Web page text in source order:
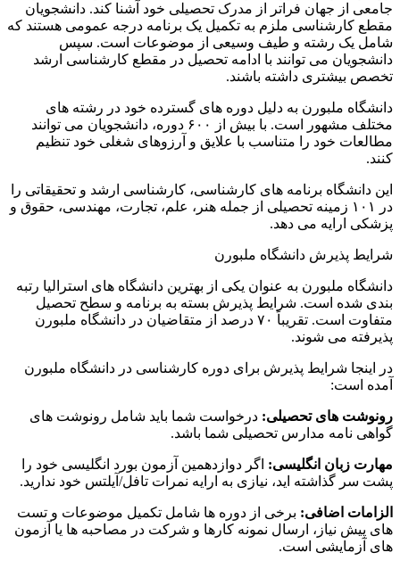
جامعی از جهان فراتر از مدرک تحصیلی خود آشنا کند. دانشجویان
مقطع کارشناسی ملزم به تکمیل یک برنامه درجه عمومی هستند که
شامل یک رشته و طیف وسیعی از موضوعات است. سپس
دانشجویان می توانند با ادامه تحصیل در مقطع کارشناسی ارشد
تخصص بیشتری داشته باشند.
دانشگاه ملبورن به دلیل دوره های گسترده خود در رشته های
مختلف مشهور است. با بیش از ۶۰۰ دوره، دانشجویان می توانند
مطالعات خود را متناسب با علایق و آرزوهای شغلی خود تنظیم
کنند.
این دانشگاه برنامه های کارشناسی، کارشناسی ارشد و تحقیقاتی را
در ۱۰۱ زمینه تحصیلی از جمله هنر، علم، تجارت، مهندسی، حقوق و
پزشکی ارایه می دهد.
شرایط پذیرش دانشگاه ملبورن
دانشگاه ملبورن به عنوان یکی از بهترین دانشگاه های استرالیا رتبه
بندی شده است. شرایط پذیرش بسته به برنامه و سطح تحصیل
متفاوت است. تقریباً ۷۰ درصد از متقاضیان در دانشگاه ملبورن
پذیرفته می شوند.
در اینجا شرایط پذیرش برای دوره کارشناسی در دانشگاه ملبورن
آمده است:
رونوشت های تحصیلی: درخواست شما باید شامل رونوشت های
گواهی نامه مدارس تحصیلی شما باشد.
مهارت زبان انگلیسی: اگر دوازدهمین آزمون بورد انگلیسی خود را
پشت سر گذاشته اید، نیازی به ارایه نمرات تافل/آیلتس خود ندارید.
الزامات اضافی: برخی از دوره ها شامل تکمیل موضوعات و تست
های پیش نیاز، ارسال نمونه کارها و شرکت در مصاحبه ها یا آزمون
های آزمایشی است.